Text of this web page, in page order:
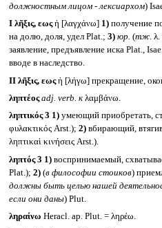
должностным лицом - лексиархом)
I λῆξις, εωςἡ [λαγχάνω] 1)получение
на долю, доля, удел Plat.; 3) юр. (тж. λ.
заявление, предъявление иска Plat.,
вводе в наследство.
II λῆξις, εωςἡ [λήγω] прекращение,
ληπτέος adj. verb. кλαμβάνω.
ληπτικός 3 1)умеющий приобретать,
φυλακτικός Arst.); 2)вбирающий,
ληπτικαὶ κινήσεις Arst.).
ληπτός 3 1)воспринимаемый,
Plat.); 2)(в философии стоиков)
должны быть целью нашей
если они даны) Plut.
ληραίνω Heracl. ap. Plut. = ληρέω.